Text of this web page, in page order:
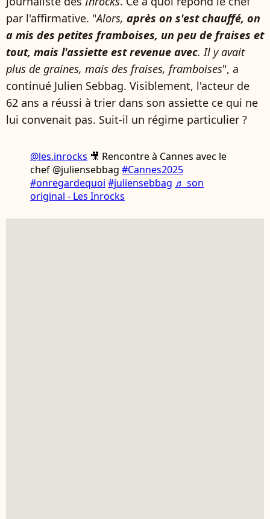
par l'affirmative. "Alors, après on s'est chauffé, on
a mis des petites framboises, un peu de fraises et
tout, mais l'assiette est revenue avec. Il y avait
plus de graines, mais des fraises, framboises", a
continué Julien Sebbag. Visiblement, l'acteur de
62 ans a réussi à trier dans son assiette ce qui ne
lui convenait pas. Suit-il un régime particulier ?
@les.inrocks 🎥 Rencontre à Cannes avec le
chef @juliensebbag #Cannes2025
#onregardequoi #juliensebbag ♬ son
original - Les Inrocks